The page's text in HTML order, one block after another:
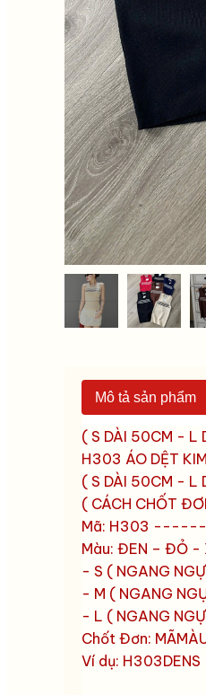
Mô tả sản phẩm
( S DÀI 50CM - L
H303 ÁO DỆT
( S DÀI 50CM - L
( CÁCH CHỐT
Mã: H303 ------
Màu: ĐEN – ĐỎ -
- S ( NGANG
- M ( NGANG
- L ( NGANG
Chốt Đơn:
Ví dụ: